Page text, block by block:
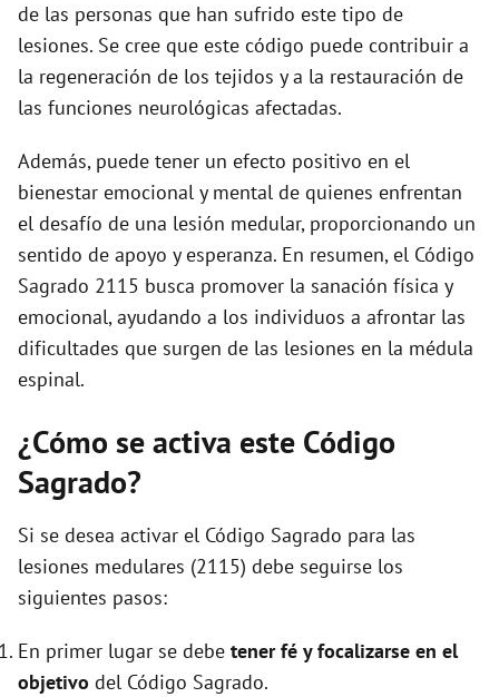
de las personas que han sufrido este tipo de
lesiones. Se cree que este código puede contribuir a
la regeneración de los tejidos y a la restauración de
las funciones neurológicas afectadas.
Además, puede tener un efecto positivo en el
bienestar emocional y mental de quienes enfrentan
el desafío de una lesión medular, proporcionando un
sentido de apoyo y esperanza. En resumen, el Código
Sagrado 2115 busca promover la sanación física y
emocional, ayudando a los individuos a afrontar las
dificultades que surgen de las lesiones en la médula
espinal.
¿Cómo se activa este Código
Sagrado?
Si se desea activar el Código Sagrado para las
lesiones medulares (2115) debe seguirse los
siguientes pasos:
En primer lugar se debe tener fé y focalizarse en el
objetivo del Código Sagrado.